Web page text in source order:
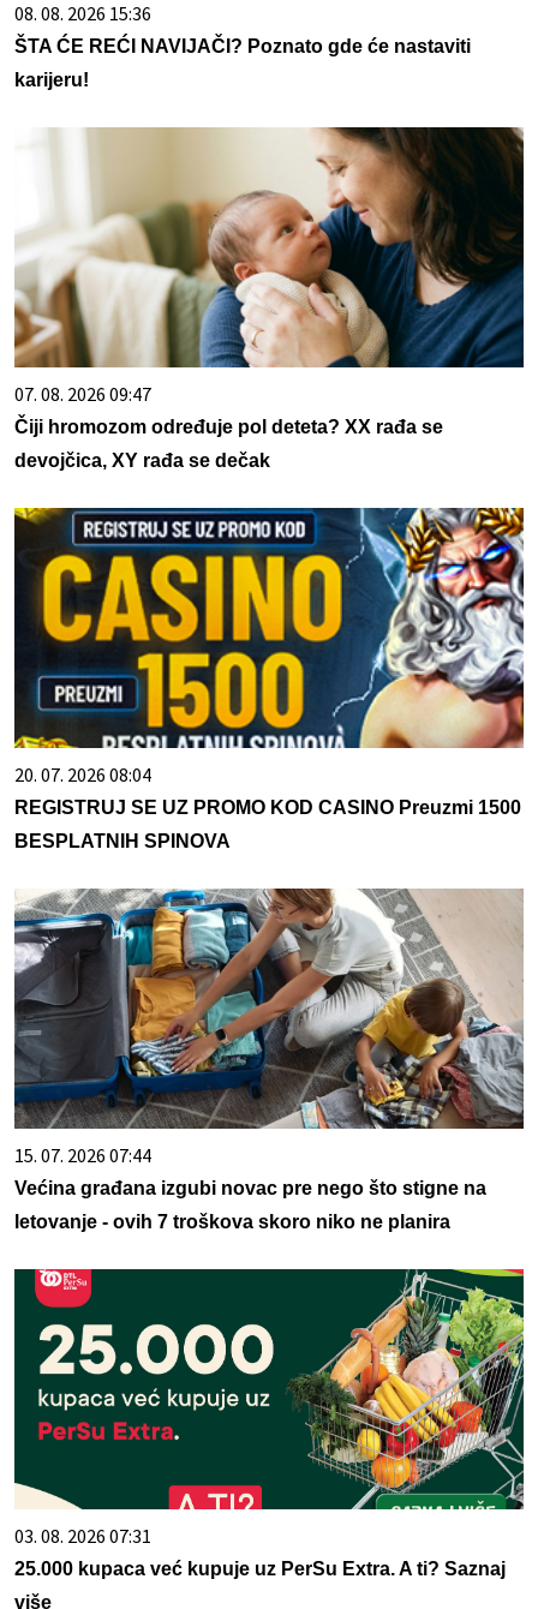
08. 08. 2026 15:36
ŠTA ĆE REĆI NAVIJAČI? Poznato gde će nastaviti
karijeru!
07. 08. 2026 09:47
Čiji hromozom određuje pol deteta? XX rađa se
devojčica, XY rađa se dečak
20. 07. 2026 08:04
REGISTRUJ SE UZ PROMO KOD CASINO Preuzmi 1500
BESPLATNIH SPINOVA
15. 07. 2026 07:44
Većina građana izgubi novac pre nego što stigne na
letovanje - ovih 7 troškova skoro niko ne planira
03. 08. 2026 07:31
25.000 kupaca već kupuje uz PerSu Extra. A ti? Saznaj
više